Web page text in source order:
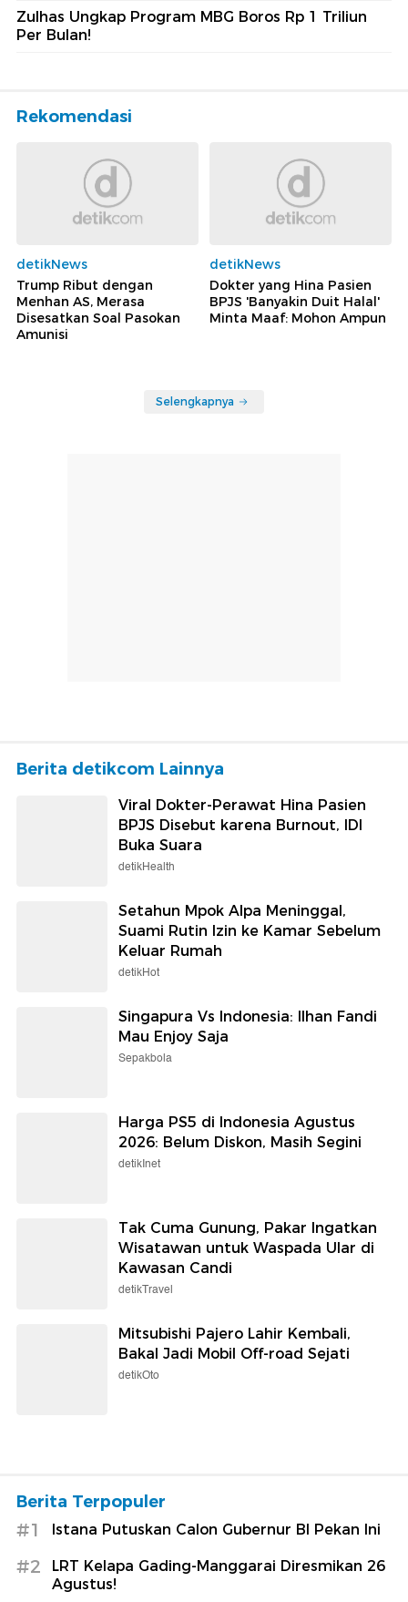
Zulhas Ungkap Program MBG Boros Rp 1 Triliun
Per Bulan!
Rekomendasi
detikNews
Trump Ribut dengan
Menhan AS, Merasa
Disesatkan Soal Pasokan
Amunisi
detikNews
Dokter yang Hina Pasien
BPJS 'Banyakin Duit Halal'
Minta Maaf: Mohon Ampun
Selengkapnya
Berita detikcom Lainnya
Viral Dokter-Perawat Hina Pasien
BPJS Disebut karena Burnout, IDI
Buka Suara
detikHealth
Setahun Mpok Alpa Meninggal,
Suami Rutin Izin ke Kamar Sebelum
Keluar Rumah
detikHot
Singapura Vs Indonesia: Ilhan Fandi
Mau Enjoy Saja
Sepakbola
Harga PS5 di Indonesia Agustus
2026: Belum Diskon, Masih Segini
detikInet
Tak Cuma Gunung, Pakar Ingatkan
Wisatawan untuk Waspada Ular di
Kawasan Candi
detikTravel
Mitsubishi Pajero Lahir Kembali,
Bakal Jadi Mobil Off-road Sejati
detikOto
Berita Terpopuler
#1 Istana Putuskan Calon Gubernur BI Pekan Ini
#2
LRT Kelapa Gading-Manggarai Diresmikan 26
Agustus!